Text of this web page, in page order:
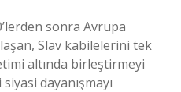
sonra Avrupa
Slav kabilelerini tek
altında birleştirmeyi
dayanışmayı